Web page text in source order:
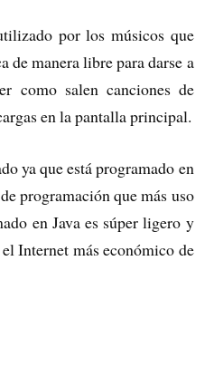
por los músicos que
de manera libre para darse a
como salen canciones de
en la pantalla principal.
ya que está programado en
programación que más uso
en Java es súper ligero y
Internet más económico de